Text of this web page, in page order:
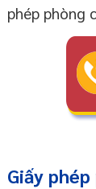
phép phòng
Giấy